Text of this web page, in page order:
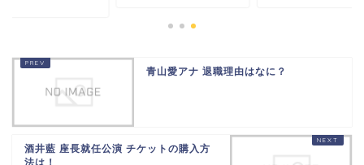
青山愛アナ 退職理由はなに？
酒井藍 座長就任公演 チケットの購入方